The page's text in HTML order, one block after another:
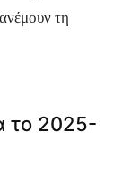
τη
το 2025-